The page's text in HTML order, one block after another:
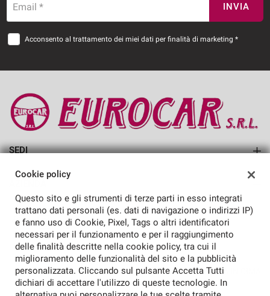
Email * INVIA
Acconsento al trattamento dei miei dati per finalità di marketing *
SEDI
EUROCAR SRL
Azienda
TORNA IN CIMA
Cookie policy
Questo sito e gli strumenti di terze parti in esso integrati
trattano dati personali (es. dati di navigazione o indirizzi IP)
e fanno uso di Cookie, Pixel, Tags o altri identificatori
necessari per il funzionamento e per il raggiungimento
delle finalità descritte nella cookie policy, tra cui il
miglioramento delle funzionalità del sito e la pubblicità
personalizzata. Cliccando sul pulsante Accetta Tutti
dichiari di accettare l'utilizzo di queste tecnologie. In